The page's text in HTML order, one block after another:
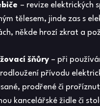
– revize elektrických
tělesem, jinde zas s
někde hrozí zkrat a
šňůry – při
přívodu
prodřené či
kancelářské židle či